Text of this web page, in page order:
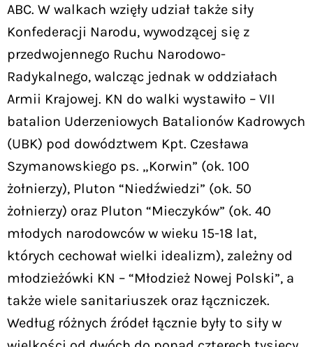
ABC. W walkach wzięły udział także siły
Konfederacji Narodu, wywodzącej się z
przedwojennego Ruchu Narodowo-
Radykalnego, walcząc jednak w oddziałach
Armii Krajowej. KN do walki wystawiło – VII
batalion Uderzeniowych Batalionów Kadrowych
(UBK) pod dowództwem Kpt. Czesława
Szymanowskiego ps. „Korwin” (ok. 100
żołnierzy), Pluton “Niedźwiedzi” (ok. 50
żołnierzy) oraz Pluton “Mieczyków” (ok. 40
młodych narodowców w wieku 15-18 lat,
których cechował wielki idealizm), zależny od
młodzieżówki KN – “Młodzież Nowej Polski”, a
także wiele sanitariuszek oraz łączniczek.
Według różnych źródeł łącznie były to siły w